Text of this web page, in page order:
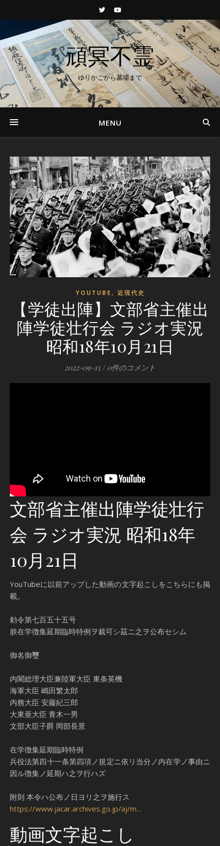
頑冥不霊
ゆりかごから墓場まで
MENU
YOUTUBE , 近現代史
【学徒出陣】文部省主催出
陣学徒壮行会 ラジオ実況
昭和18年10月21日
2022-09-15 / 0件のコメント
文部省主催出陣学徒壮行
会 ラジオ実況 昭和18年
10月21日
YouTubeに以前アップした動画の文字起こしをこちらにも掲
載。
勅令第七百五十五号
朕在学徴集延期臨時特例ヲ裁可シ茲ニ之ヲ公布セシム
御名御璽
内閣総理大臣兼陸軍大臣 東条英機
海軍大臣 嶋田繁太郎
内務大臣 安藤紀三郎
大東亜大臣 青木一男
文部大臣子爵 岡部長景
在学徴集延期臨時特例
兵役法第四十一条第四項ノ規定ニ依リ当分ノ内在学ノ事由ニ
因ル徴集ノ延期ハ之ヲ行ハズ
附則 本令ハ公布ノ日ヨリ之ヲ施行ス
https://www.jacar.archives.go.jp/aj/m…
動画文字起こし